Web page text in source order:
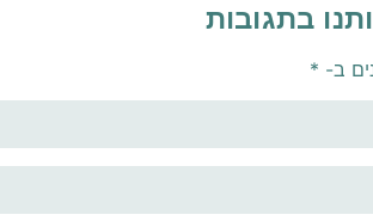
בתגובות
ב- *